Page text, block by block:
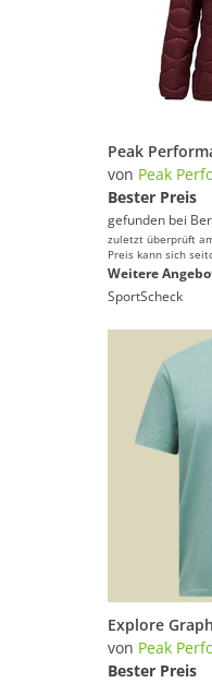
von Peak
Bester Preis
gefunden bei
zuletzt überprüft
Preis kann sich
Weitere
SportScheck
von Peak
Bester Preis